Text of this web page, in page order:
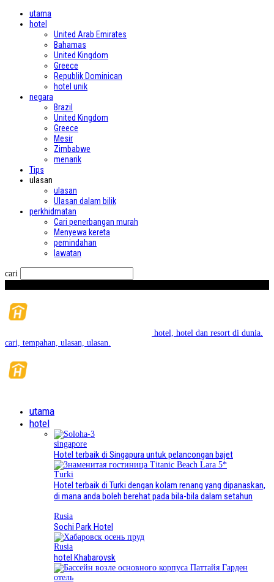
utama
hotel
United Arab Emirates
Bahamas
United Kingdom
Greece
Republik Dominican
hotel unik
negara
Brazil
United Kingdom
Greece
Mesir
Zimbabwe
menarik
Tips
ulasan
ulasan
Ulasan dalam bilik
perkhidmatan
Cari penerbangan murah
Menyewa kereta
pemindahan
lawatan
cari
hotel, hotel dan resort di dunia.
cari, tempahan, ulasan, ulasan.
utama
hotel
singapore
Hotel terbaik di Singapura untuk pelancongan bajet
Turki
Hotel terbaik di Turki dengan kolam renang yang dipanaskan,
di mana anda boleh berehat pada bila-bila dalam setahun
Rusia
Sochi Park Hotel
Rusia
hotel Khabarovsk